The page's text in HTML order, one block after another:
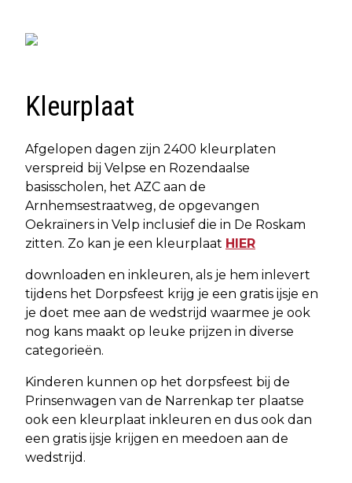
Kleurplaat
Afgelopen dagen zijn 2400 kleurplaten
verspreid bij Velpse en Rozendaalse
basisscholen, het AZC aan de
Arnhemsestraatweg, de opgevangen
Oekraïners in Velp inclusief die in De Roskam
zitten. Zo kan je een kleurplaat HIER
downloaden en inkleuren, als je hem inlevert
tijdens het Dorpsfeest krijg je een gratis ijsje en
je doet mee aan de wedstrijd waarmee je ook
nog kans maakt op leuke prijzen in diverse
categorieën.
Kinderen kunnen op het dorpsfeest bij de
Prinsenwagen van de Narrenkap ter plaatse
ook een kleurplaat inkleuren en dus ook dan
een gratis ijsje krijgen en meedoen aan de
wedstrijd.